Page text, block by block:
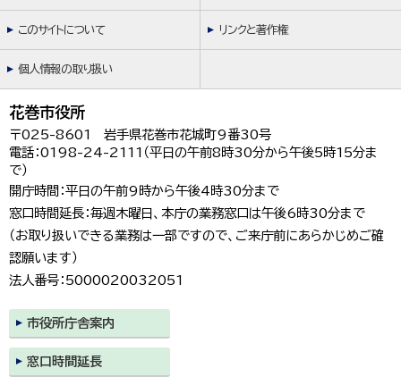
このサイトについて リンクと著作権
個人情報の取り扱い
花巻市役所
〒025-8601 岩手県花巻市花城町9番30号
電話：0198-24-2111（平日の午前8時30分から午後5時15分ま
で）
開庁時間：平日の午前9時から午後4時30分まで
窓口時間延長：毎週木曜日、本庁の業務窓口は午後6時30分まで
（お取り扱いできる業務は一部ですので、ご来庁前にあらかじめご確
認願います）
法人番号：5000020032051
市役所庁舎案内
窓口時間延長